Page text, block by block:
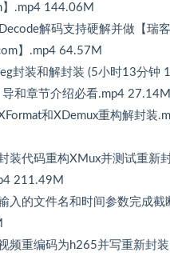
.mp4 144.06M
解码支持硬解并做【瑞
】.mp4 64.57M
封装和解封装 (5小时13分钟
和章节介绍必看.mp4 27.14M
和XDemux重构解封装
装代码重构XMux并测试重新
211.49M
入的文件名和时间参数完成截
频重编码为h265并写重新封